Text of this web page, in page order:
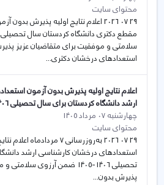
محتوای سایت
29 07 2026 اعلام نتایج اولیه پذیرش
سلامتی و موفقیت برای متقاضیان عزیز
استعدادهای درخشان دکتری...
اعلام نتایج اولیه پذیرش بدون آزمون
ارشد دانشگاه کردستان برای سال تحصیلی 1406-1405
چهارشنبه 07 مرداد 1405
محتوای سایت
29 07 2026 به‌روزرسانی 7
استعدادهای درخشان کارشناسی ارشد
تحصیلی 1406-1405 ضمن آرزوی
پذیرش بدون...